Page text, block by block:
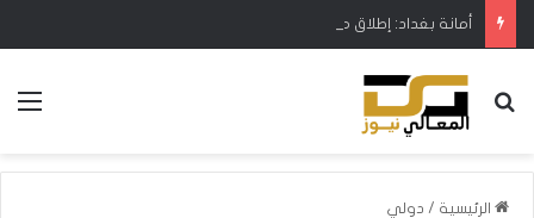
بحث عن
الرئيسية / دولي